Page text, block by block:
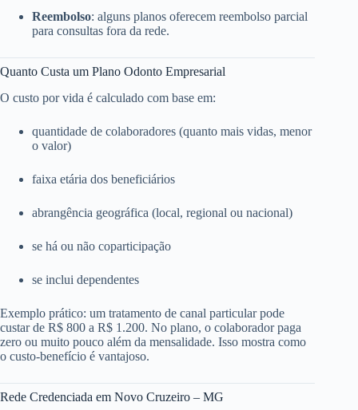
Reembolso: alguns planos oferecem reembolso parcial
para consultas fora da rede.
Quanto Custa um Plano Odonto Empresarial
O custo por vida é calculado com base em:
quantidade de colaboradores (quanto mais vidas, menor
o valor)
faixa etária dos beneficiários
abrangência geográfica (local, regional ou nacional)
se há ou não coparticipação
se inclui dependentes
Exemplo prático: um tratamento de canal particular pode
custar de R$ 800 a R$ 1.200. No plano, o colaborador paga
zero ou muito pouco além da mensalidade. Isso mostra como
o custo-benefício é vantajoso.
Rede Credenciada em Novo Cruzeiro – MG